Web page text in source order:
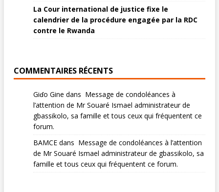
La Cour international de justice fixe le
calendrier de la procédure engagée par la RDC
contre le Rwanda
COMMENTAIRES RÉCENTS
Giɗo Gine dans Message de condoléances à
l’attention de Mr Souaré Ismael administrateur de
gbassikolo, sa famille et tous ceux qui fréquentent ce
forum.
BAMCE dans Message de condoléances à l’attention
de Mr Souaré Ismael administrateur de gbassikolo, sa
famille et tous ceux qui fréquentent ce forum.